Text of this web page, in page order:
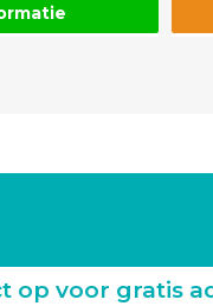
op voor gratis